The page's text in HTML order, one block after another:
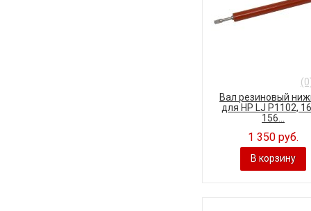
Вал резиновый
для HP LJ P1102,
156...
1 350 руб.
В корзину